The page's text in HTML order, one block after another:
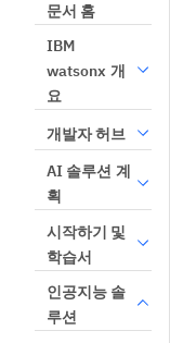
문서 홈
IBM
watsonx 개
요
개발자 허브
AI 솔루션 계
획
시작하기 및
학습서
인공지능 솔
루션